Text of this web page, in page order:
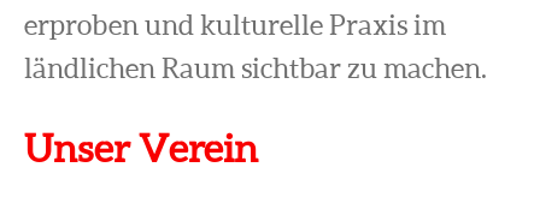
erproben und kulturelle Praxis im
ländlichen Raum sichtbar zu machen.
Unser Verein